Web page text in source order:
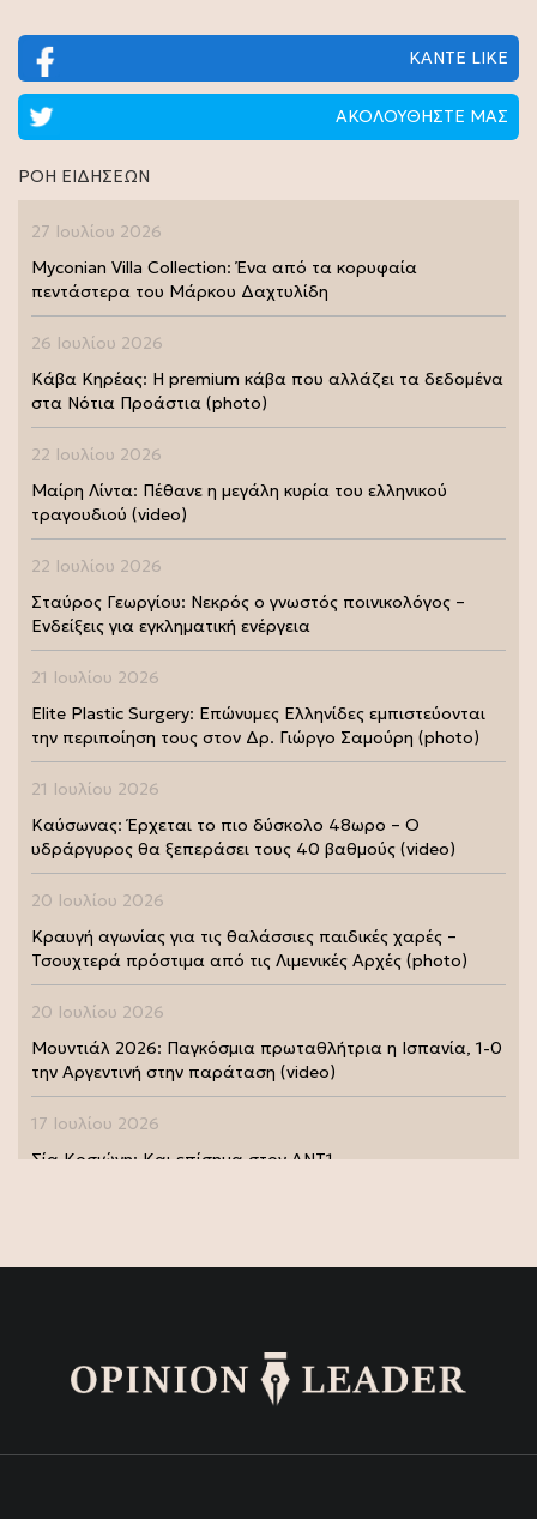
ΚΑΝΤΕ LIKE
ΑΚΟΛΟΥΘΗΣΤΕ ΜΑΣ
ΡΟΗ ΕΙΔΗΣΕΩΝ
27 Ιουλίου 2026
Myconian Villa Collection: Ένα από τα κορυφαία
πεντάστερα του Μάρκου Δαχτυλίδη
26 Ιουλίου 2026
Κάβα Κηρέας: Η premium κάβα που αλλάζει τα δεδομένα
στα Νότια Προάστια (photo)
22 Ιουλίου 2026
Μαίρη Λίντα: Πέθανε η μεγάλη κυρία του ελληνικού
τραγουδιού (video)
22 Ιουλίου 2026
Σταύρος Γεωργίου: Νεκρός ο γνωστός ποινικολόγος –
Ενδείξεις για εγκληματική ενέργεια
21 Ιουλίου 2026
Elite Plastic Surgery: Επώνυμες Ελληνίδες εμπιστεύονται
την περιποίηση τους στον Δρ. Γιώργο Σαμούρη (photo)
21 Ιουλίου 2026
Καύσωνας: Έρχεται το πιο δύσκολο 48ωρο – Ο
υδράργυρος θα ξεπεράσει τους 40 βαθμούς (video)
20 Ιουλίου 2026
Κραυγή αγωνίας για τις θαλάσσιες παιδικές χαρές –
Τσουχτερά πρόστιμα από τις Λιμενικές Αρχές (photo)
20 Ιουλίου 2026
Μουντιάλ 2026: Παγκόσμια πρωταθλήτρια η Ισπανία, 1-0
την Αργεντινή στην παράταση (video)
17 Ιουλίου 2026
Σία Κοσιώνη: Και επίσημα στον ΑΝΤ1
της Μάρως Κοντού (photo)
Μάρω Κοντού: Πέθανε η σπουδαία ηθοποιός (video)